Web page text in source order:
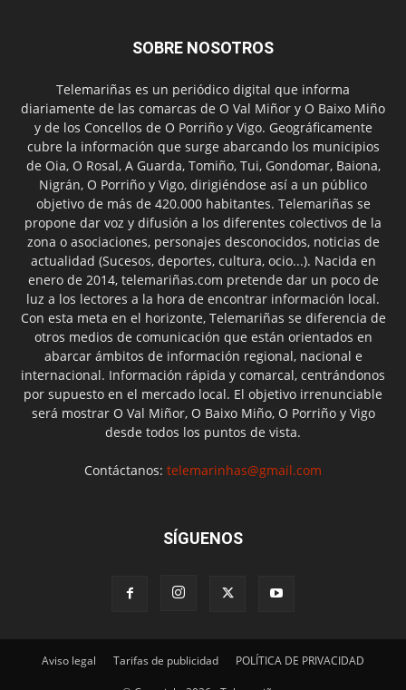
SOBRE NOSOTROS
Telemariñas es un periódico digital que informa
diariamente de las comarcas de O Val Miñor y O Baixo Miño
y de los Concellos de O Porriño y Vigo. Geográficamente
cubre la información que surge abarcando los municipios
de Oia, O Rosal, A Guarda, Tomiño, Tui, Gondomar, Baiona,
Nigrán, O Porriño y Vigo, dirigiéndose así a un público
objetivo de más de 420.000 habitantes. Telemariñas se
propone dar voz y difusión a los diferentes colectivos de la
zona o asociaciones, personajes desconocidos, noticias de
actualidad (Sucesos, deportes, cultura, ocio...). Nacida en
enero de 2014, telemariñas.com pretende dar un poco de
luz a los lectores a la hora de encontrar información local.
Con esta meta en el horizonte, Telemariñas se diferencia de
otros medios de comunicación que están orientados en
abarcar ámbitos de información regional, nacional e
internacional. Información rápida y comarcal, centrándonos
por supuesto en el mercado local. El objetivo irrenunciable
será mostrar O Val Miñor, O Baixo Miño, O Porriño y Vigo
desde todos los puntos de vista.
Contáctanos: telemarinhas@gmail.com
SÍGUENOS
Aviso legal Tarifas de publicidad POLÍTICA DE PRIVACIDAD